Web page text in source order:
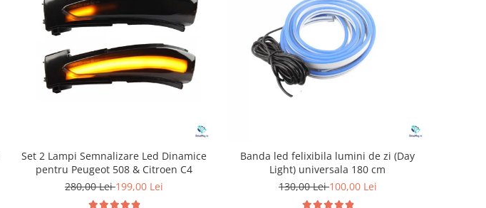
Set 2 Lampi Semnalizare Led Dinamice
pentru Peugeot 508 & Citroen C4
280,00 Lei199,00 Lei
Banda led felixibila lumini de zi (Day
Light) universala 180 cm
130,00 Lei100,00 Lei